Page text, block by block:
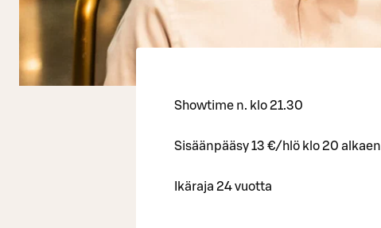
Showtime n. klo 21.30
Sisäänpääsy 13 €/hlö klo 20 alkaen
Ikäraja 24 vuotta